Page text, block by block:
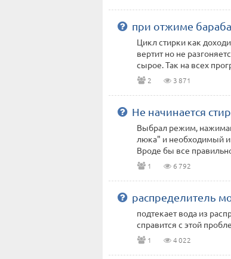
при отжиме
Цикл стирки как
вертит но не
сырое. Так на всех
2 3 871
Не начинается
Выбрал режим,
люка" и необходимый
Вроде бы все
1 6 792
распределитель
подтекает вода из
справится с этой
1 4 022